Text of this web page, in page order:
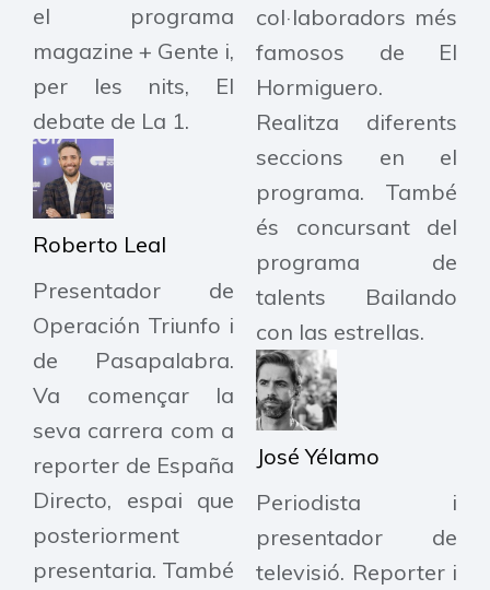
el programa
magazine + Gente i,
per les nits, El
debate de La 1.
Roberto Leal
Presentador de
Operación Triunfo i
de Pasapalabra.
Va començar la
seva carrera com a
reporter de España
Directo, espai que
posteriorment
presentaria. També
col·laboradors més
famosos de El
Hormiguero.
Realitza diferents
seccions en el
programa. També
és concursant del
programa de
talents Bailando
con las estrellas.
José Yélamo
Periodista i
presentador de
televisió. Reporter i